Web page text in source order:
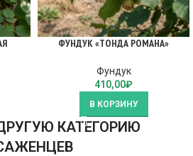
ФУНДУК «ТОНДА РОМАНА»
Фундук
410,00₽
В КОРЗИНУ
КАТЕГОРИЮ